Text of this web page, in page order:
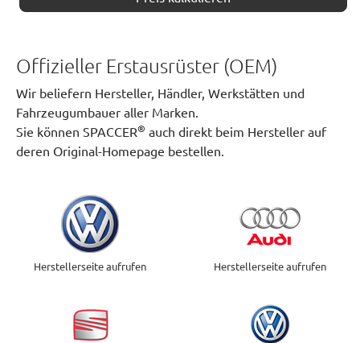
Offizieller Erstausrüster (OEM)
Wir beliefern Hersteller, Händler, Werkstätten und
Fahrzeugumbauer aller Marken.
Sie können SPACCER® auch direkt beim Hersteller auf
deren Original-Homepage bestellen.
Herstellerseite aufrufen Herstellerseite aufrufen